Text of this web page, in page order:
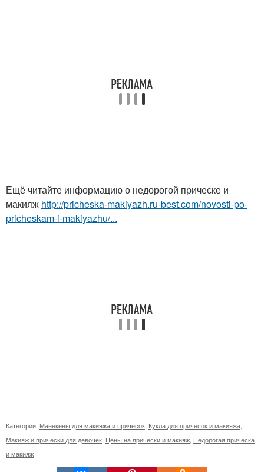
Ещё читайте информацию о недорогой прическе и
макияж http://pricheska-makiyazh.ru-best.com/novosti-po-
pricheskam-i-makiyazhu/...
Категории: Манекены для макияжа и причесок Кукла для причесок и макияжа
Макияж и прически для девочек Цены на прически и макияж Недорогая прическа
и макияж